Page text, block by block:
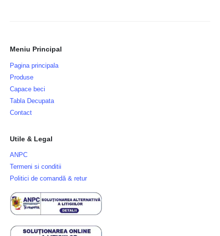
Meniu Principal
Pagina principala
Produse
Capace beci
Tabla Decupata
Contact
Utile & Legal
ANPC
Termeni si conditii
Politici de comandă & retur